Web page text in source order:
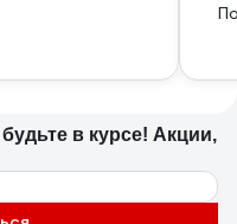
будьте в курсе! Акции,